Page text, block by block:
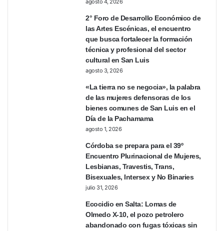
agosto 4, 2026
2° Foro de Desarrollo Económico de
las Artes Escénicas, el encuentro
que busca fortalecer la formación
técnica y profesional del sector
cultural en San Luis
agosto 3, 2026
«La tierra no se negocia», la palabra
de las mujeres defensoras de los
bienes comunes de San Luis en el
Día de la Pachamama
agosto 1, 2026
Córdoba se prepara para el 39º
Encuentro Plurinacional de Mujeres,
Lesbianas, Travestis, Trans,
Bisexuales, Intersex y No Binaries
julio 31, 2026
Ecocidio en Salta: Lomas de
Olmedo X-10, el pozo petrolero
abandonado con fugas tóxicas sin